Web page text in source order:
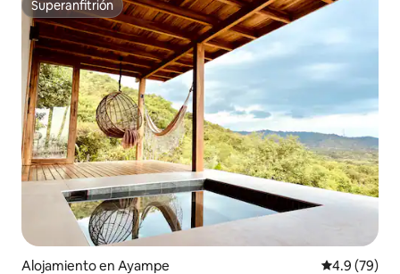
Superanfitrión
Superanfitrión
Alojamiento en Ayampe Calificación
4.9 (79)